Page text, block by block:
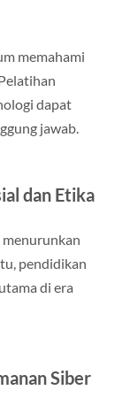
memahami
dapat
jawab.
dan Etika
pendidikan
di era
Siber